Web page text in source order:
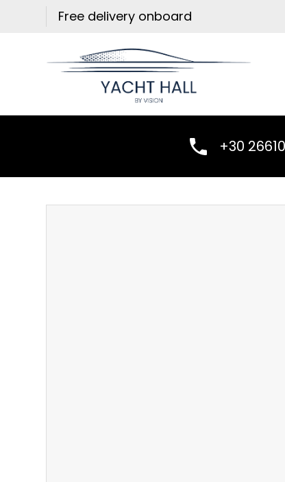
Free delivery onboard
+30